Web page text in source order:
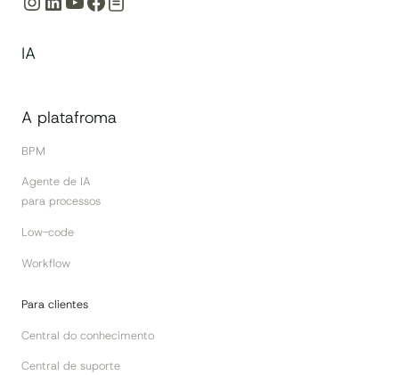
IA
A platafroma
BPM
Agente de IA
para processos
Low-code
Workflow
Para clientes
Central do conhecimento
Central de suporte